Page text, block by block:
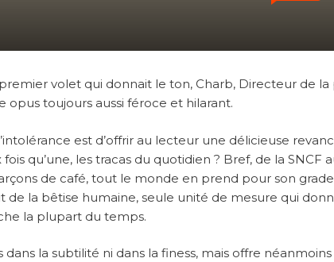
volet qui donnait le ton, Charb, Directeur de
opus toujours aussi féroce et hilarant.
est d’offrir au lecteur une délicieuse
qu’une, les tracas du quotidien ? Bref, de la SNCF
de café, tout le monde en prend pour son
de la bêtise humaine, seule unité de mesure qui
la plupart du temps.
dans la subtilité ni dans la finess, mais offre